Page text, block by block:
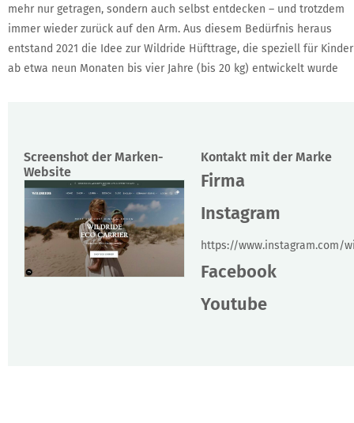
mehr nur getragen, sondern auch selbst entdecken – und trotzdem
immer wieder zurück auf den Arm. Aus diesem Bedürfnis heraus
entstand 2021 die Idee zur Wildride Hüfttrage, die speziell für Kinder
ab etwa neun Monaten bis vier Jahre (bis 20 kg) entwickelt wurde
Screenshot der Marken-
Website
Kontakt mit der Marke
Firma
Instagram
https://www.instagram.com/
Facebook
Youtube